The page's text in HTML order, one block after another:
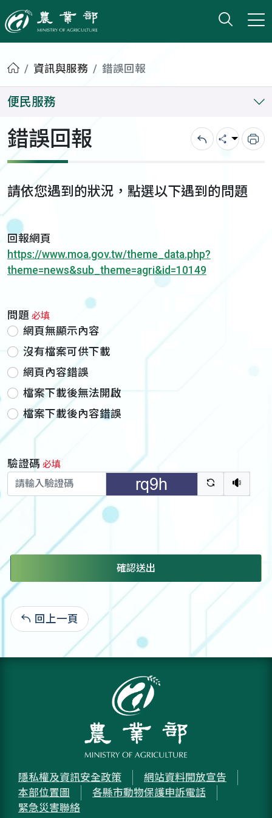
農業部
打開
小版
首頁資訊與服務 錯誤回報
便民服務
錯誤回報 回上一頁
分享 列
請依您遇到的狀況，點選以下遇到的問題
回報網頁
https://www.moa.gov.tw/theme_data.php?
theme=news&sub_theme=agri&id=10149
問題 必填
網頁無顯示內容
沒有檔案可供下載
網頁內容錯誤
檔案下載後無法開啟
檔案下載後內容錯誤
驗證碼 必填
驗證碼重新
聽語
確認送出
回上一頁
隱私權及資訊安全政策
網站資料開放宣告
本部位置圖
各縣市動物保護申訴電話
緊急災害聯絡